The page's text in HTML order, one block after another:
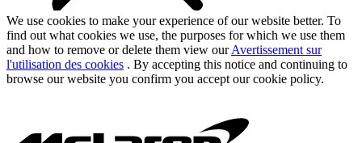
We use cookies to make your experience of our website better. To
find out what cookies we use, the purposes for which we use them
and how to remove or delete them view ourAvertissement sur
l'utilisation des cookies . By accepting this notice and continuing to
browse our website you confirm you accept our cookie policy.